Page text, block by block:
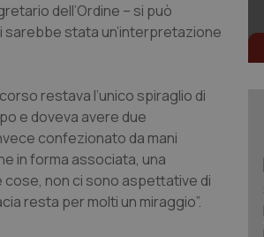
dell’Ordine – si può
sarebbe stata un’interpretazione
restava l’unico spiraglio di
e doveva avere due
confezionato da mani
in forma associata, una
cose, non ci sono aspettative di
resta per molti un miraggio”.